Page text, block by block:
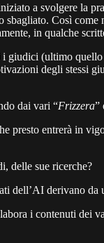
a svolgere la
sbagliato. Così
in qualche
(ultimo
degli stessi
dai vari “Frizzera”
presto entrerà in
delle sue ricerche?
dell’AI derivano da
i contenuti